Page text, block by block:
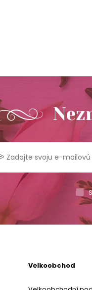
Velkoobchod